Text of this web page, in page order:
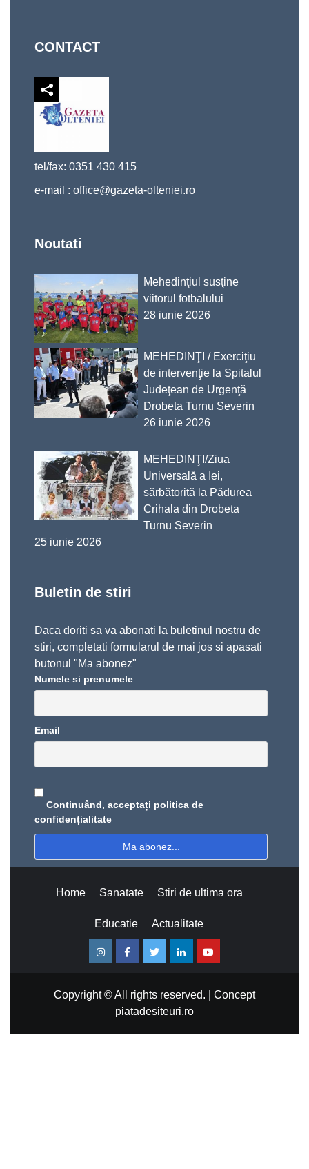
CONTACT
tel/fax: 0351 430 415
e-mail : office@gazeta-olteniei.ro
Noutati
Mehedinţiul susţine
viitorul fotbalului
28 iunie 2026
MEHEDINŢI / Exerciţiu
de intervenţie la Spitalul
Judeţean de Urgenţă
Drobeta Turnu Severin
26 iunie 2026
MEHEDINŢI/Ziua
Universală a Iei,
sărbătorită la Pădurea
Crihala din Drobeta
Turnu Severin
25 iunie 2026
Buletin de stiri
Daca doriti sa va abonati la buletinul nostru de
stiri, completati formularul de mai jos si apasati
butonul "Ma abonez"
Numele si prenumele
Email
Continuând, acceptați politica de
confidențialitate
Home Sanatate Stiri de ultima ora
Educatie Actualitate
InstagramFacebookTwitterLinkedinYoutube
Copyright © All rights reserved.
Concept
piatadesiteuri.ro